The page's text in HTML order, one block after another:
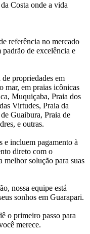
Costa onde a vida
referência no mercado
de excelência e
propriedades em
mar, em praias icônicas
Muquiçaba, Praia dos
Virtudes, Praia da
Guaibura, Praia de
e outras.
e incluem pagamento à
direto com o
melhor solução para suas
nossa equipe está
sonhos em Guarapari.
o primeiro passo para
merece.